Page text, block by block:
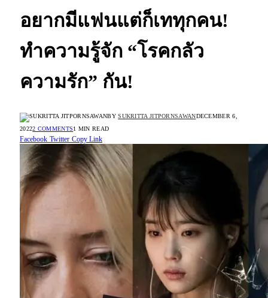
อยากมีแฟนแต่ก็เททุกคน!
ทำความรู้จัก “โรคกลัว
ความรัก” กัน!
BY SUKRITTA JITPORNSAWANDECEMBER 6,
20222 COMMENTS1 MIN READ
Facebook Twitter Copy Link